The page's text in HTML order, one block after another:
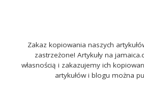
Zakaz kopiowania naszych
zastrzeżone! Artykuły na
własnością i zakazujemy ich
artykułów i blogu można